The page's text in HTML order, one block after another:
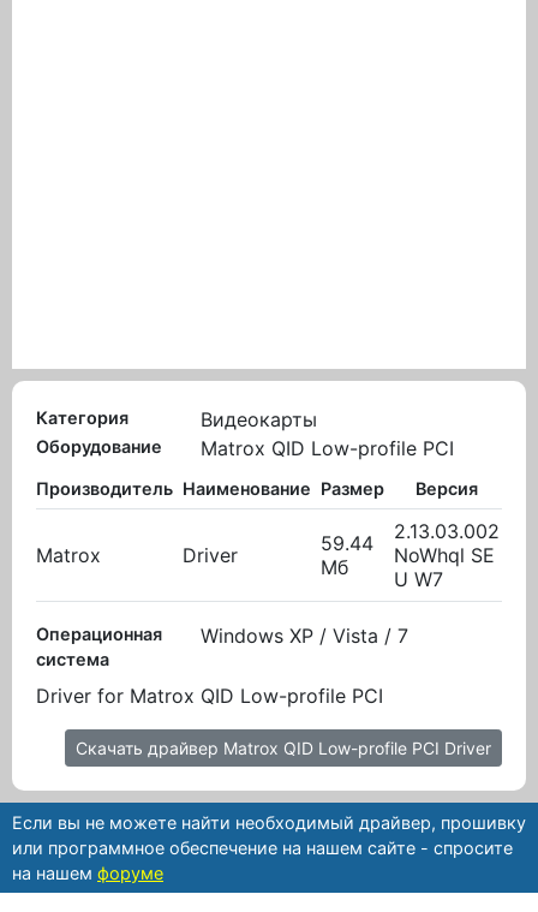
Категория Видеокарты
Оборудование Matrox QID Low-profile PCI
Производитель Наименование Размер Версия
Matrox Driver
59.44
Мб
2.13.03.002
NoWhql SE
U W7
Операционная
система
Windows XP / Vista / 7
Driver for Matrox QID Low-profile PCI
Скачать драйвер Matrox QID Low-profile PCI Driver
Если вы не можете найти необходимый драйвер, прошивку
или программное обеспечение на нашем сайте - спросите
на нашем форуме